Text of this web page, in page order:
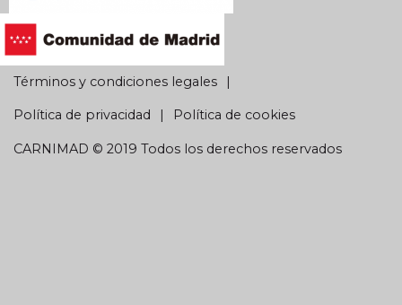
Términos y condiciones legales
Política de privacidad Política de cookies
CARNIMAD © 2019 Todos los derechos reservados